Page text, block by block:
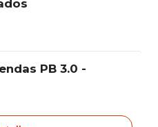
PB 3.0 -